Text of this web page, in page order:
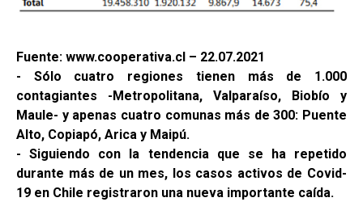
Fuente: www.cooperativa.cl – 22.07.2021
- Sólo cuatro regiones tienen más de 1.000
contagiantes -Metropolitana, Valparaíso, Biobío y
Maule- y apenas cuatro comunas más de 300: Puente
Alto, Copiapó, Arica y Maipú.
- Siguiendo con la tendencia que se ha repetido
durante más de un mes, los casos activos de Covid-
19 en Chile registraron una nueva importante caída.